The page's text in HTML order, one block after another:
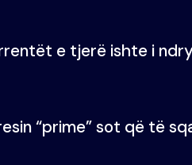
e tjerë ishte i
“prime” sot që të